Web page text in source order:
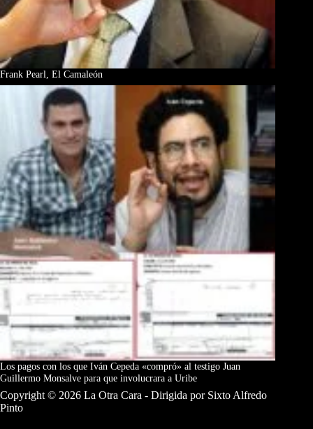
Frank Pearl, El Camaleón
Los pagos con los que Iván Cepeda «compró» al testigo Juan
Guillermo Monsalve para que involucrara a Uribe
Copyright © 2026 La Otra Cara - Dirigida por Sixto Alfredo
Pinto